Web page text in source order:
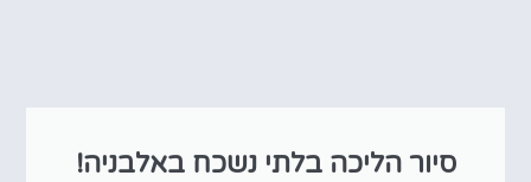
סיור הליכה בלתי נשכח באלבניה!